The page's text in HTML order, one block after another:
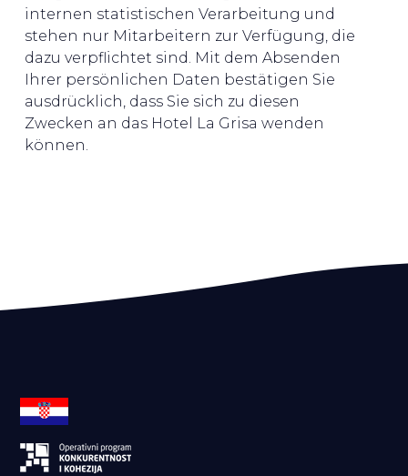
internen statistischen Verarbeitung und
stehen nur Mitarbeitern zur Verfügung, die
dazu verpflichtet sind. Mit dem Absenden
Ihrer persönlichen Daten bestätigen Sie
ausdrücklich, dass Sie sich zu diesen
Zwecken an das Hotel La Grisa wenden
können.